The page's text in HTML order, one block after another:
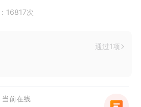
16817次
通过1项
当前在线